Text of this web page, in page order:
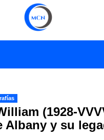
(1928-
Albany y su